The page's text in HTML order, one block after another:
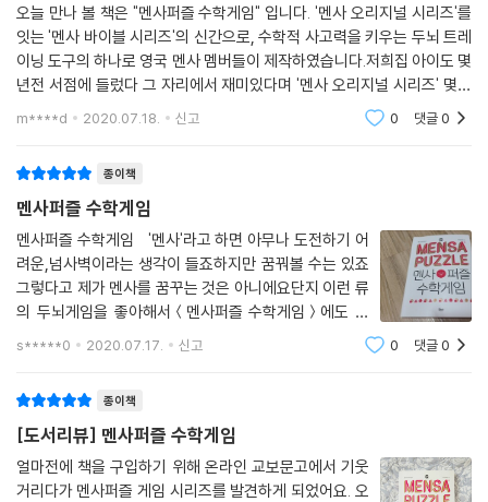
멘사(MENSA)란 무엇인가?
멘사란 ‘탁자’를 뜻하는 라틴어로, 지능지수 상위 2％ 이내(IQ 148 이상)
현재 100여 개국에 14만여 명의 회원이 있다. 머리 쓰기를 좋아하는 이들
하며 정기 모임을 주최하고 있다. 멘사코리아(www.mensakorea.org)
는 국내의 국제멘사 회원들이 발족을 논의하고 국제멘사와의 협의를 거쳐
1998년 창립했다. 독자적으로 멘사 테스트를 진행하는 멘사코리아는 약
2,500명의 회원들에게 지적·사회적 자극환경을 제공하고 국제적 협력과
교류 확대에 힘쓰고 있다. 또한 자원봉사, 기부 등 다양한 사회공헌 활동에
도 적극 참여하고 있다. 멘사 회원에는 일반인들이 알고 있는 유명인들도
많다. 대표적인 인물로 SF 소설의 거장 아이작 아시모프, 《다빈치 코드》의
오늘 만나 볼 책은 "멘사퍼즐 수학게임" 입니다. '멘사 오리지널 시리즈'를
잇는 '멘사 바이블 시리즈'의 신간으로, 수학적 사고력을 키우는 두뇌 트레
이닝 도구의 하나로 영국 멘사 멤버들이 제작하였습니다.저희집 아이도 몇
년전 서점에 들렀다 그 자리에서 재미있다며 '멘사 오리지널 시리즈' 몇권
을 구매해 꽤 긴시간 손에서 놓지 않고 즐긴 기억이 떠올라, 신간 소식을 접
m****d 2020.07.18. 신고 0 댓글0
종이책
멘사퍼즐 수학게임
멘사퍼즐 수학게임 '멘사'라고 하면 아무나 도전하기 어
려운,넘사벽이라는 생각이 들죠하지만 꿈꿔볼 수는 있죠
그렇다고 제가 멘사를 꿈꾸는 것은 아니에요단지 이런 류
의 두뇌게임을 좋아해서＜멘사퍼즐 수학게임＞에도 자
꾸 눈길이 가더라구요영국 멘사의 핵심 멤버들이 만들었
s*****0 2020.07.17. 신고 0 댓글0
종이책
[도서리뷰] 멘사퍼즐 수학게임
얼마전에 책을 구입하기 위해 온라인 교보문고에서 기웃
거리다가 멘사퍼즐 게임 시리즈를 발견하게 되었어요. 오